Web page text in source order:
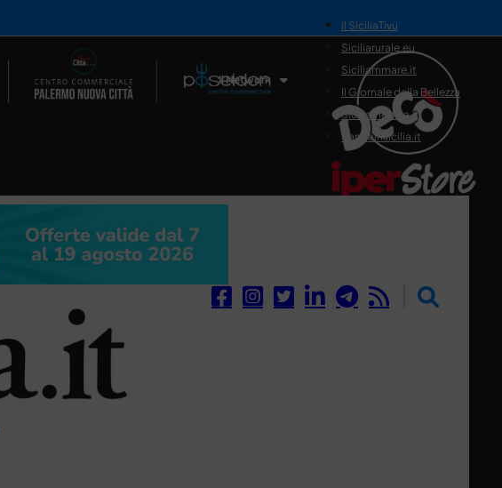
Il Network
il SiciliaTivù
Siciliarurale.eu
Siciliammare.it
Il Giornale della Bellezza
Siciliamedica.it
Sanitainsicilia.it